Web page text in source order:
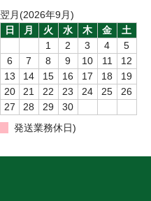
翌月(2026年9月)
日
月 火 水 木 金
土
1
2 3 4
5
6
7 8 9 10 11
12
13
14 15 16 17 18
19
20
21 22 23 24 25
26
27
28 29
30
発送業務休日)